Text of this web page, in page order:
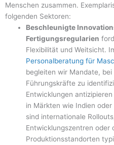
Menschen zusammen.
folgenden Sektoren:
Beschleunigte
Fertigungsregularien
Flexibilität und Weitsicht.
Personalberatung für
begleiten wir Mandate,
Führungskräfte zu
Entwicklungen
in Märkten wie Indien
sind internationale
Entwicklungszentren oder
Produktionsstandorten